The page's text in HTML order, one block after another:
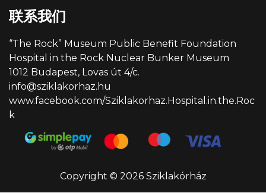
联系我们
“The Rock” Museum Public Benefit Foundation
Hospital in the Rock Nuclear Bunker Museum
1012 Budapest, Lovas út 4/c.
info@sziklakorhaz.hu
www.facebook.com/Sziklakorhaz.Hospital.in.the.Roc
k
Copyright © 2026 Sziklakórház